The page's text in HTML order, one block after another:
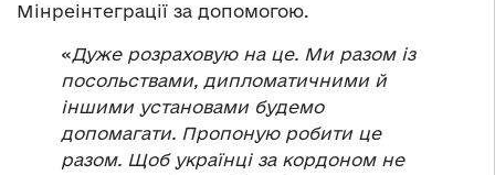
Мінреінтеграції за допомогою.
«Дуже розраховую на це. Ми разом із
посольствами, дипломатичними й
іншими установами будемо
допомагати. Пропоную робити це
разом. Щоб українці за кордоном не